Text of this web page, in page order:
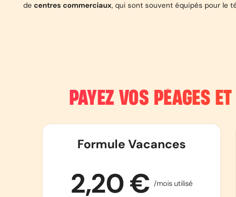
de centres commerciaux, qui sont souvent équipés pour le
PAYEZ VOS PÉAGES
Formule Vacances
2,20 € /mois utilisé